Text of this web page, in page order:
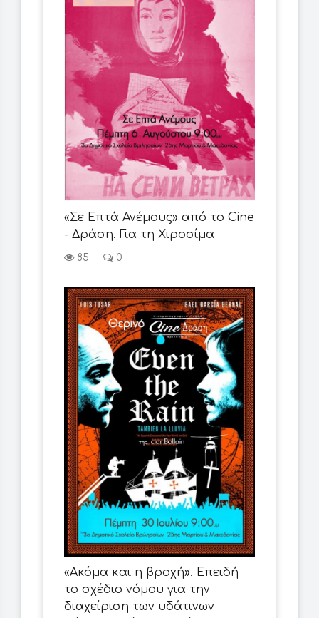
«Σε Επτά Ανέμους» από το Cine
- Δράση. Για τη Χιροσίμα
85 0
«Ακόμα και η βροχή». Επειδή
το σχέδιο νόμου για την
διαχείριση των υδάτινων